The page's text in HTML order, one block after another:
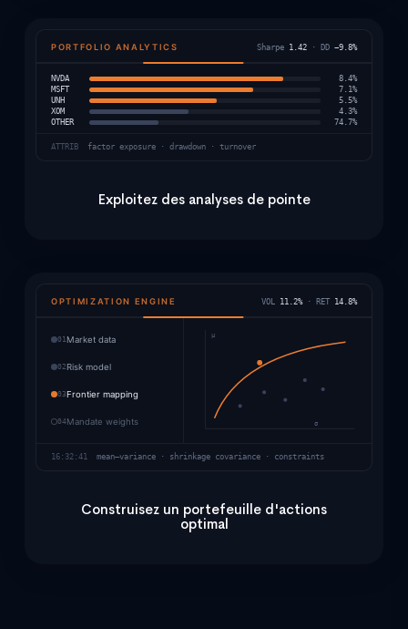
PORTFOLIO ANALYTICS Sharpe 1.42 · DD −9.8%
NVDA
8.4%
MSFT
7.1%
UNH
5.5%
XOM
4.3%
OTHER
74.7%
ATTRIB factor exposure · drawdown · turnover
Exploitez des analyses de pointe
OPTIMIZATION ENGINE VOL 11.2%· RET 14.8%
01 Market data
02 Risk model
03Frontier mapping
04Mandate weights σ
μ
16:32:41 mean–variance · shrinkage covariance · constraints
Construisez un portefeuille d'actions
optimal